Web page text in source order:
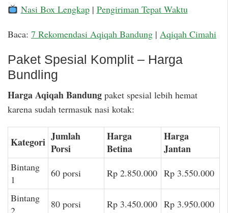
Nasi Box Lengkap| Pengiriman Tepat Waktu
Baca: 7 Rekomendasi Aqiqah Bandung | Aqiqah Cimahi
Paket Spesial Komplit – Harga
Bundling
Harga Aqiqah Bandung paket spesial lebih hemat
karena sudah termasuk nasi kotak:
Kategori Jumlah
Porsi
Harga
Betina
Harga
Jantan
Bintang
1
60 porsi Rp 2.850.000 Rp 3.550.000
Bintang
2
80 porsi Rp 3.450.000 Rp 3.950.000